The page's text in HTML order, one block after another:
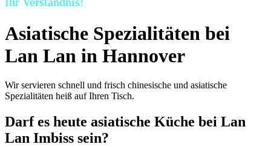
Asiatische Spezialitäten bei
Lan Lan in Hannover
Wir servieren schnell und frisch chinesische und asiatische
Spezialitäten heiß auf Ihren Tisch.
Darf es heute asiatische Küche bei Lan
Lan Imbiss sein?